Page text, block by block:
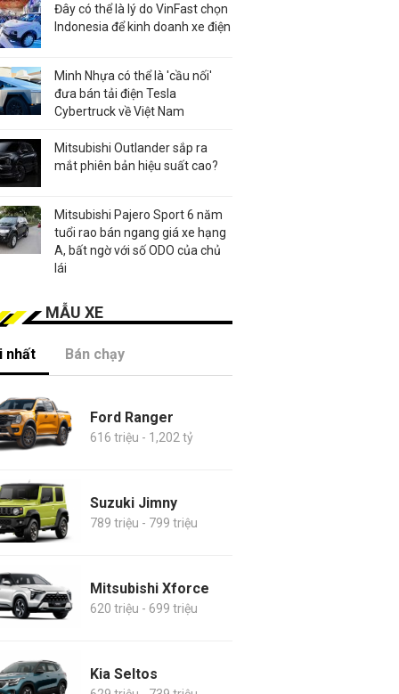
Đây có thể là lý do VinFast chọn
Indonesia để kinh doanh xe điện
Minh Nhựa có thể là 'cầu nối'
đưa bán tải điện Tesla
Cybertruck về Việt Nam
Mitsubishi Outlander sắp ra
mắt phiên bản hiệu suất cao?
Mitsubishi Pajero Sport 6 năm
tuổi rao bán ngang giá xe hạng
A, bất ngờ với số ODO của chủ
lái
MẪU XE
nhất Bán chạy
Ford Ranger
616 triệu - 1,202 tỷ
Suzuki Jimny
789 triệu - 799 triệu
Mitsubishi Xforce
620 triệu - 699 triệu
Kia Seltos